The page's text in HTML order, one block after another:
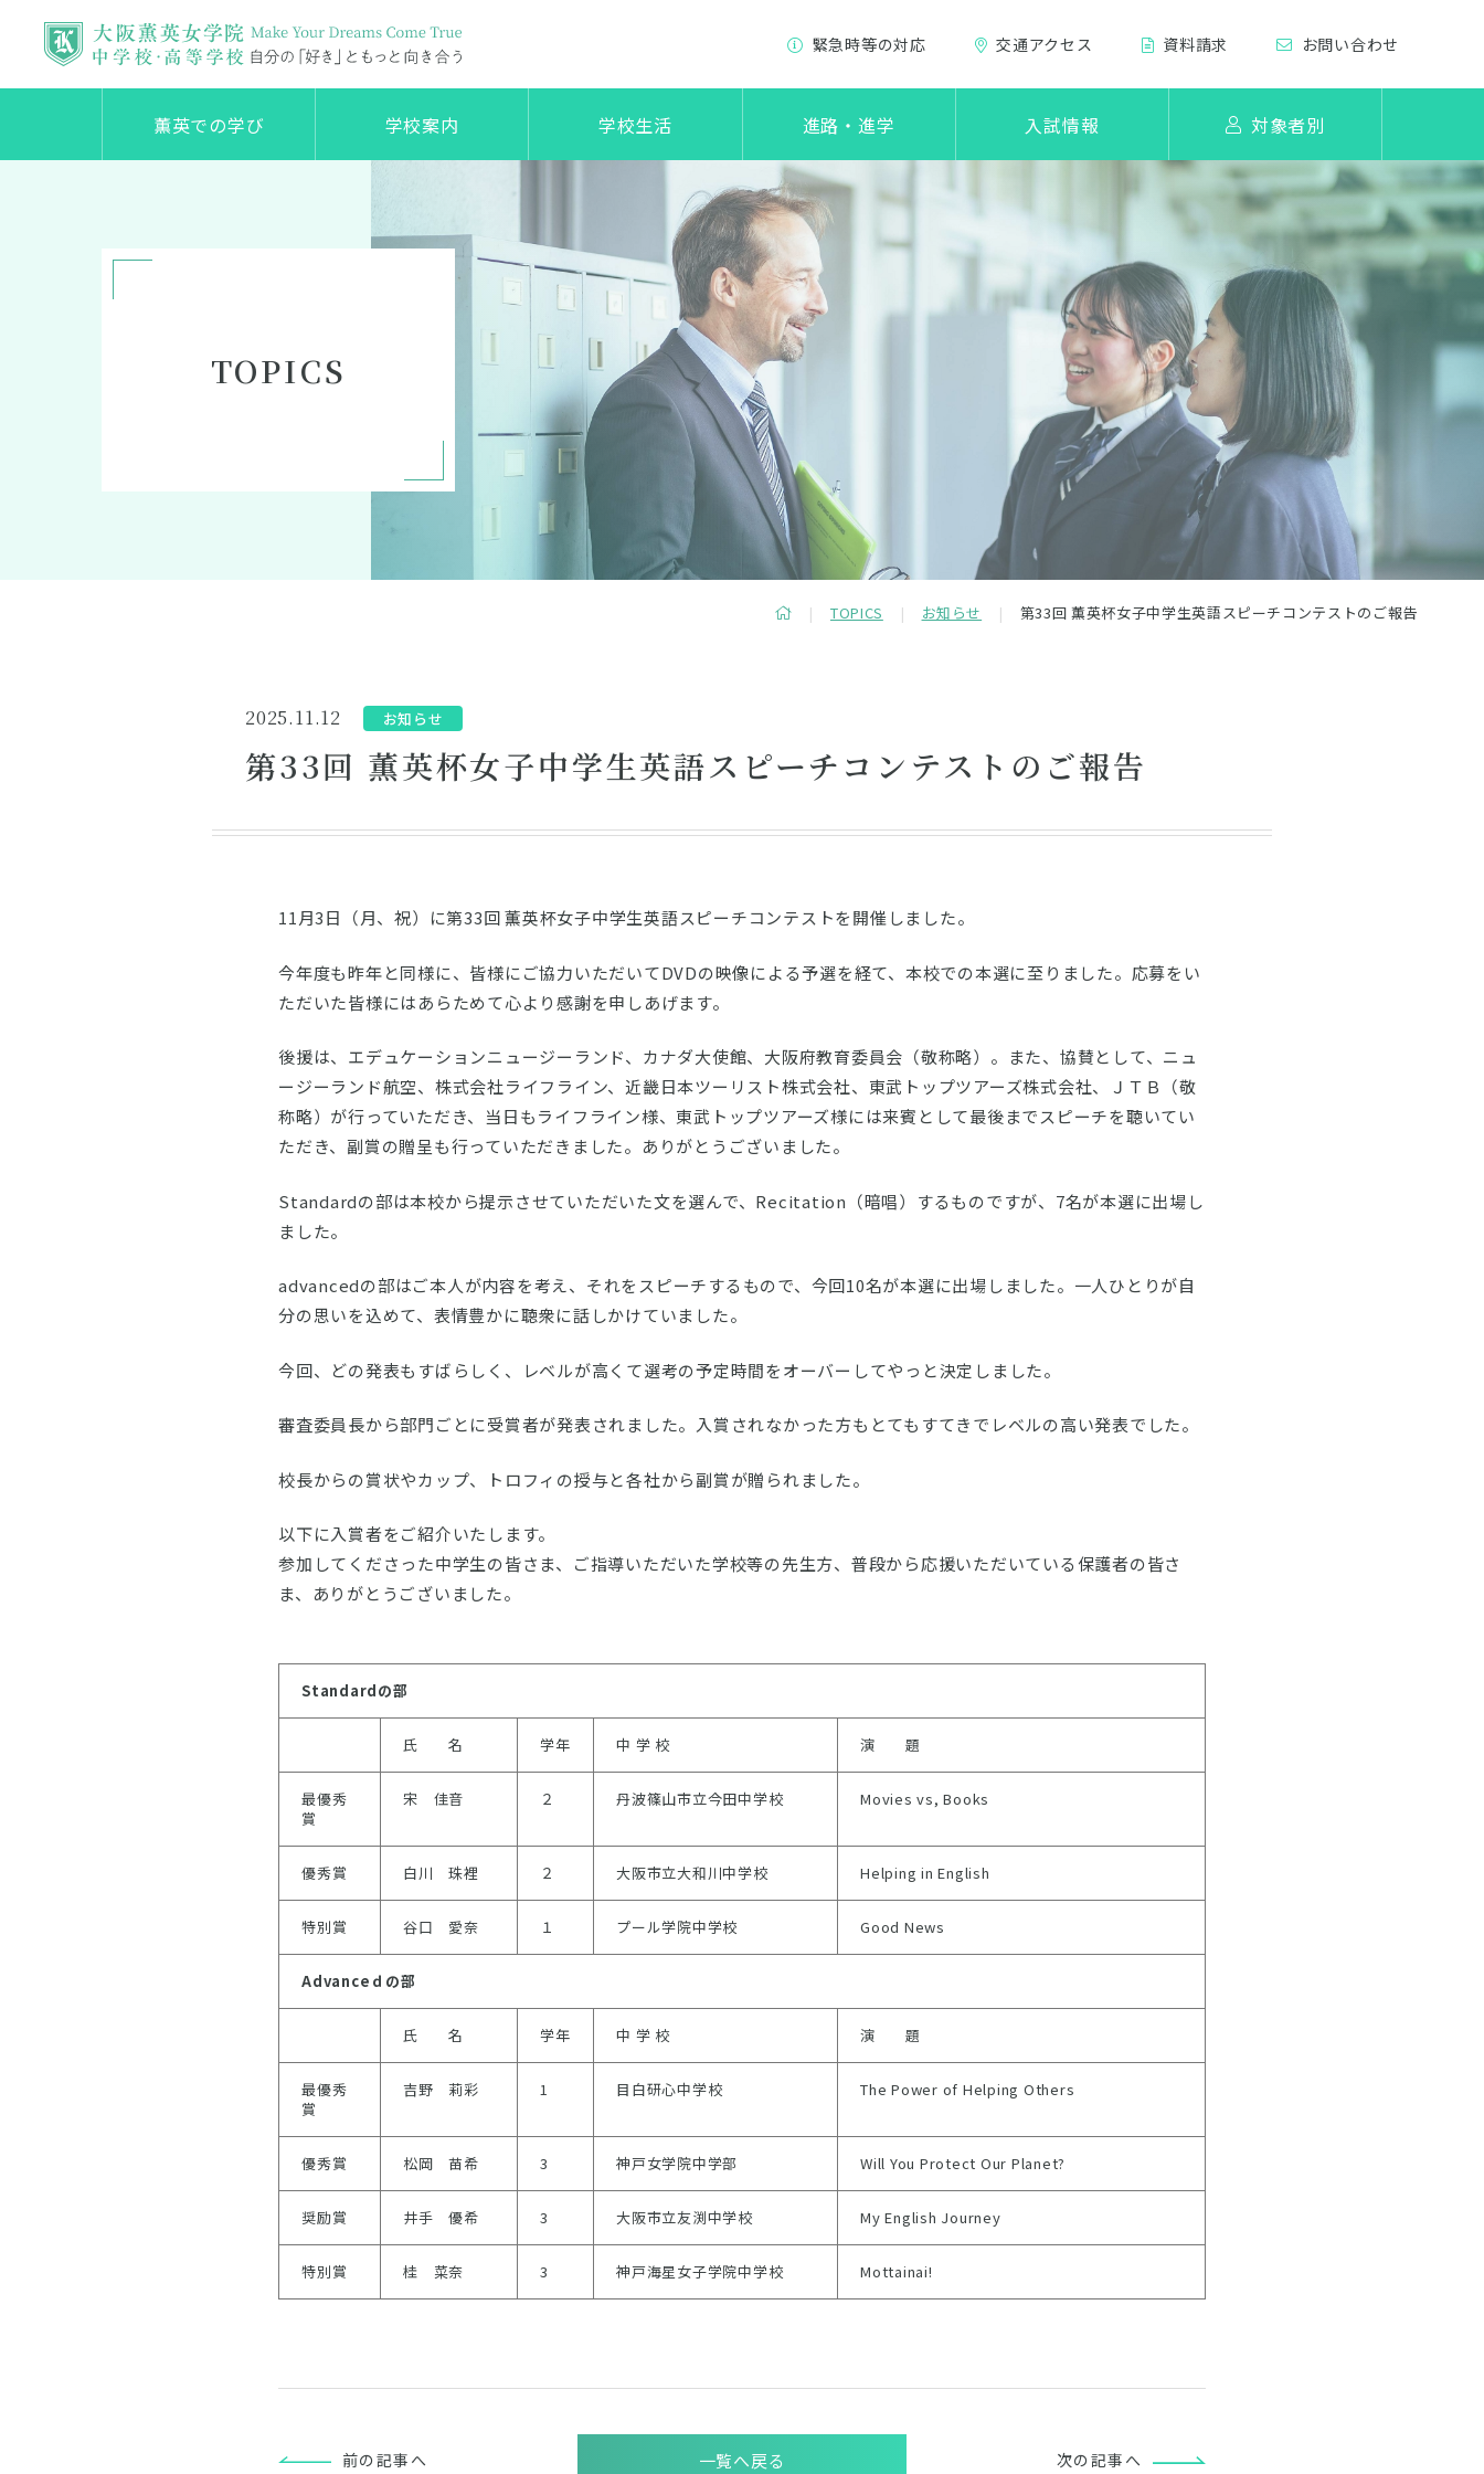
薫英での学び 学校案内 学校生活 進路・進学 入試情報 対象者別
緊急時等の対応 交通アクセス 資料請求 お問い合わせ
TOPICS お知らせ 第33回 薫英杯女子中学生英語スピーチコンテストのご報告
TOPICS
2025.11.12 お知らせ
第33回 薫英杯女子中学生英語スピーチコンテストのご報告
11月3日（月、祝）に第33回 薫英杯女子中学生英語スピーチコンテストを開催しました。
今年度も昨年と同様に、皆様にご協力いただいてDVDの映像による予選を経て、本校での本選に至りました。応募をい
ただいた皆様にはあらためて心より感謝を申しあげます。
後援は、エデュケーションニュージーランド、カナダ大使館、大阪府教育委員会（敬称略）。また、協賛として、ニュ
ージーランド航空、株式会社ライフライン、近畿日本ツーリスト株式会社、東武トップツアーズ株式会社、ＪＴＢ（敬
称略）が行っていただき、当日もライフライン様、東武トップツアーズ様には来賓として最後までスピーチを聴いてい
ただき、副賞の贈呈も行っていただきました。ありがとうございました。
Standardの部は本校から提示させていただいた文を選んで、Recitation（暗唱）するものですが、7名が本選に出場し
ました。
advancedの部はご本人が内容を考え、それをスピーチするもので、今回10名が本選に出場しました。一人ひとりが自
分の思いを込めて、表情豊かに聴衆に話しかけていました。
今回、どの発表もすばらしく、レベルが高くて選考の予定時間をオーバーしてやっと決定しました。
審査委員長から部門ごとに受賞者が発表されました。入賞されなかった方もとてもすてきでレベルの高い発表でした。
校長からの賞状やカップ、トロフィの授与と各社から副賞が贈られました。
以下に入賞者をご紹介いたします。
参加してくださった中学生の皆さま、ご指導いただいた学校等の先生方、普段から応援いただいている保護者の皆さ
ま、ありがとうございました。
Standardの部
氏 名 学年 中 学 校 演 題
最優秀
賞
宋 佳音 ２ 丹波篠山市立今田中学校 Movies vs, Books
優秀賞 白川 珠裡 ２ 大阪市立大和川中学校 Helping in English
特別賞 谷口 愛奈 １ プール学院中学校 Good News
Advance ｄの部
氏 名 学年 中 学 校 演 題
最優秀
賞
吉野 莉彩 1 目白研心中学校 The Power of Helping Others
優秀賞 松岡 苗希 3 神戸女学院中学部 Will You Protect Our Planet?
奨励賞 井手 優希 3 大阪市立友渕中学校 My English Journey
特別賞 桂 菜奈 3 神戸海星女子学院中学校 Mottainai!
前の記事へ 一覧へ戻る 次の記事へ